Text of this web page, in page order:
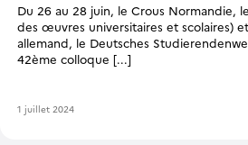
Du 26 au 28 juin, le Crous Normandie,
des œuvres universitaires et scolaires)
allemand, le Deutsches
42ème colloque [...]
1 juillet 2024